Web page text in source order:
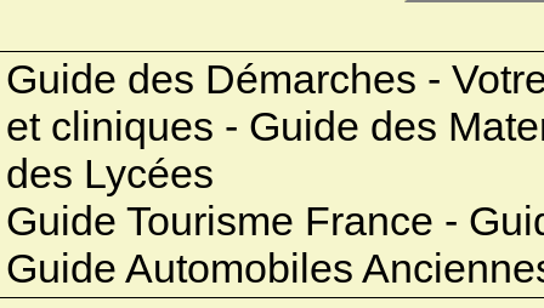
Guide des Démarches -
et cliniques - Guide des
des Lycées
Guide Tourisme France -
Guide Automobiles